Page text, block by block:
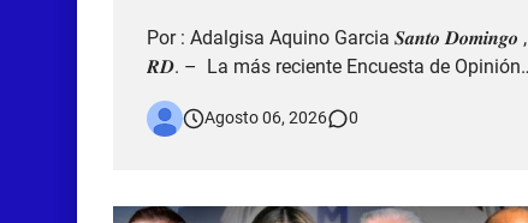
Por : Adalgisa Aquino Garcia 𝑺𝒂𝒏𝒕𝒐 𝑫𝒐𝒎𝒊𝒏𝒈𝒐 ,
𝑹𝑫. – La más reciente Encuesta de Opinión
Pública Nacional del Centro Económico del
Cibao refleja que el Partido Revolucionario
simpatía entre los dominicanos, al al…
Agosto 06, 2026 0